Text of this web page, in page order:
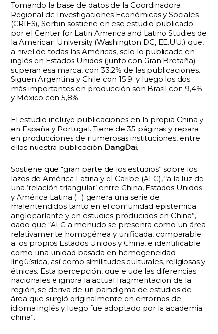
Tomando la base de datos de la Coordinadora
Regional de Investigaciones Económicas y Sociales
(CRIES), Serbin sostiene en ese estudio publicado
por el Center for Latin America and Latino Studies de
la American University (Washington DC, EE.UU.) que,
a nivel de todas las Américas, solo lo publicado en
inglés en Estados Unidos (junto con Gran Bretaña)
superan esa marca, con 33,2% de las publicaciones.
Siguen Argentina y Chile con 15,9; y luego los dos
más importantes en producción son Brasil con 9,4%
y México con 5,8%.
El estudio incluye publicaciones en la propia China y
en España y Portugal. Tiene de 35 páginas y repara
en producciones de numerosas instituciones, entre
ellas nuestra publicación DangDai.
Sostiene que “gran parte de los estudios” sobre los
lazos de América Latina y el Caribe (ALC), “a la luz de
una ‘relación triangular’ entre China, Estados Unidos
y América Latina (…) genera una serie de
malentendidos tanto en el comunidad epistémica
angloparlante y en estudios producidos en China”,
dado que “ALC a menudo se presenta como un área
relativamente homogénea y unificada, comparable
a los propios Estados Unidos y China, e identificable
como una unidad basada en homogeneidad
lingüística, así como similitudes culturales, religiosas y
étnicas. Esta percepción, que elude las diferencias
nacionales e ignora la actual fragmentación de la
región, se deriva de un paradigma de estudios de
área que surgió originalmente en entornos de
idioma inglés y luego fue adoptado por la academia
china”.